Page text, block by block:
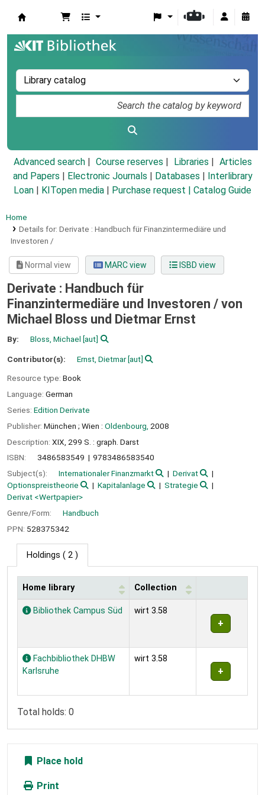
Advanced search Course reserves Libraries
Articles
and Papers
Electronic Journals Databases
Interlibrary
Loan
KITopen media Purchase request | Catalog Guide
Home
Details for: Derivate : Handbuch für Finanzintermediäre und
Investoren /
Normal view MARC view ISBD view
Derivate : Handbuch für
Finanzintermediäre und Investoren / von
Michael Bloss und Dietmar Ernst
By: Bloss, Michael [aut]
Contributor(s): Ernst, Dietmar[aut]
Resource type: Book
Language: German
Series: Edition Derivate
Publisher: München ; Wien : Oldenbourg, 2008
Description: XIX, 299 S. : graph. Darst
ISBN:
3486583549
9783486583540
Subject(s):
Internationaler Finanzmarkt
Derivat
Optionspreistheorie
Kapitalanlage
Strategie
Derivat <Wertpapier>
Genre/Form:
Handbuch
PPN: 528375342
Holdings ( 2 )
Holdings
Home library Collection
Bibliothek Campus Süd wirt 3.58
Fachbibliothek DHBW
Karlsruhe
wirt 3.58
Total holds: 0
Place hold
Print